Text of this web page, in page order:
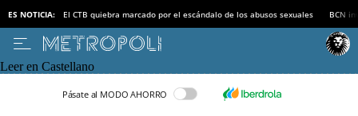
ES NOTICIA: El CTB quiebra marcado por el escándalo de los abusos sexuales BCN
Leer en Castellano
Pásate al MODO AHORRO